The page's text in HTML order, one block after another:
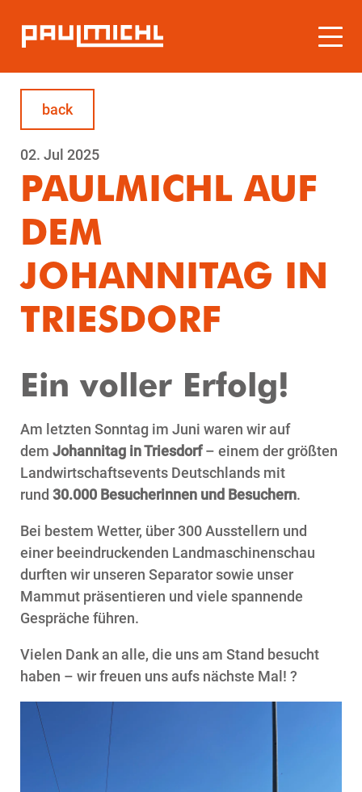
back
02. Jul 2025
PAULMICHL AUF
DEM
JOHANNITAG IN
TRIESDORF
Ein voller Erfolg!
Am letzten Sonntag im Juni waren wir auf
dem Johannitag in Triesdorf– einem der größten
Landwirtschaftsevents Deutschlands mit
rund 30.000 Besucherinnen und Besuchern.
Bei bestem Wetter, über 300 Ausstellern und
einer beeindruckenden Landmaschinenschau
durften wir unseren Separator sowie unser
Mammut präsentieren und viele spannende
Gespräche führen.
Vielen Dank an alle, die uns am Stand besucht
haben – wir freuen uns aufs nächste Mal! ?